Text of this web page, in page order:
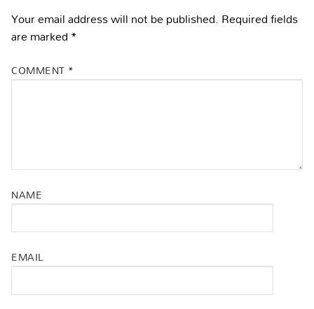
Your email address will not be published. Required fields
are marked*
COMMENT *
NAME
EMAIL